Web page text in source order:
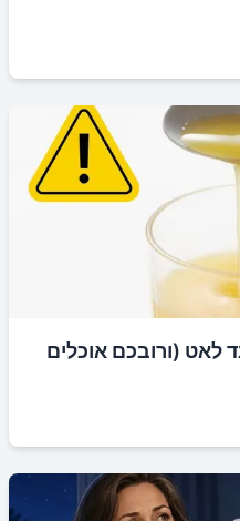
לאט (ורובכם אוכלים